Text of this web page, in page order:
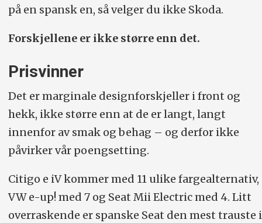
på en spansk en, så velger du ikke Skoda.
Forskjellene er ikke større enn det.
Prisvinner
Det er marginale designforskjeller i front og
hekk, ikke større enn at de er langt, langt
innenfor av smak og behag – og derfor ikke
påvirker vår poengsetting.
Citigo e iV kommer med 11 ulike fargealternativ,
VW e-up! med 7 og Seat Mii Electric med 4. Litt
overraskende er spanske Seat den mest trauste i